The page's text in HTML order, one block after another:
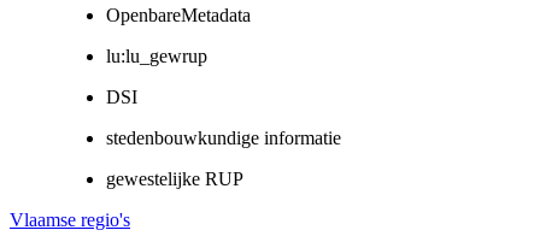
OpenbareMetadata
lu:lu_gewrup
DSI
stedenbouwkundige informatie
gewestelijke RUP
Vlaamse regio's